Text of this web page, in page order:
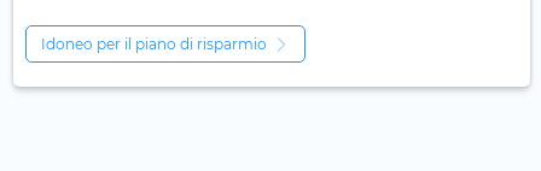
Idoneo per il piano di risparmio